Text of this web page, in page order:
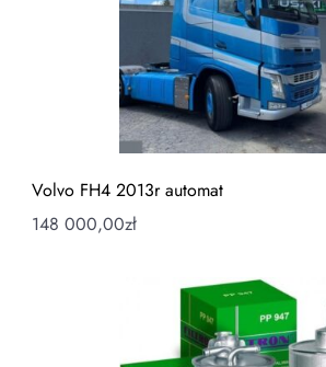
Volvo FH4 2013r automat
148 000,00zł